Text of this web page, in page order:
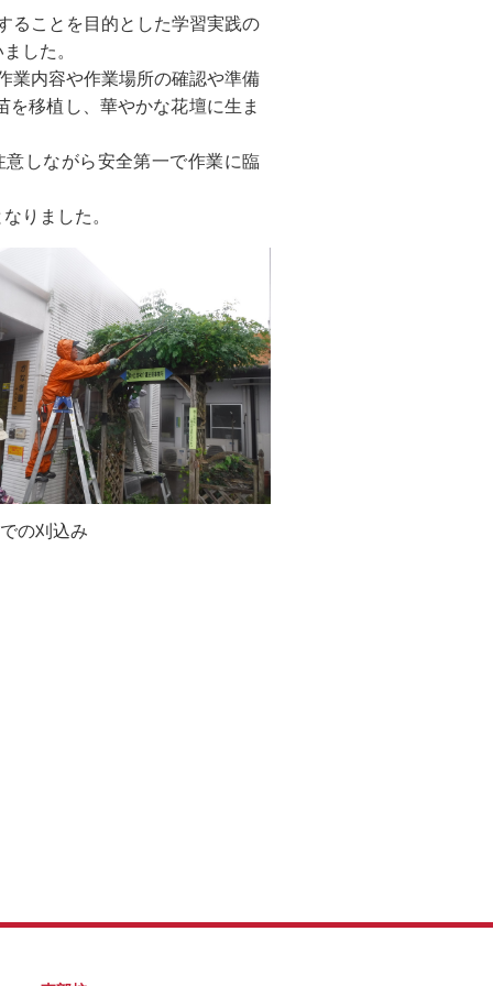
ることを目的とした学習実践の
した。
業内容や作業場所の確認や準備
移植し、華やかな花壇に生ま
しながら安全第一で作業に臨
りました。
の刈込み